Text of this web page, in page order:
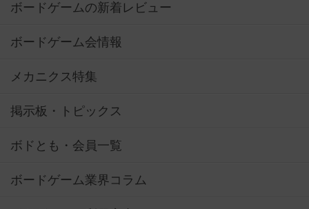
ボードゲームの新着レビュー
ボードゲーム会情報
メカニクス特集
掲示板・トピックス
ボドとも・会員一覧
ボードゲーム業界コラム